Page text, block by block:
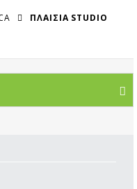
ΠΛΑΊΣΙΑ STUDIO